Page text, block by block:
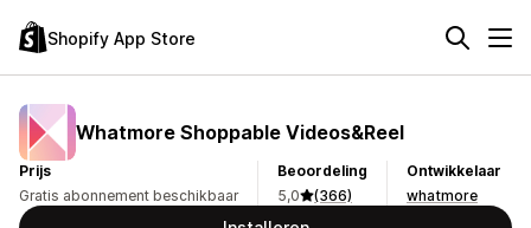
Shopify App Store
Whatmore Shoppable Videos&Reel
Prijs
Gratis abonnement beschikbaar
Beoordeling
5,0
(366)
Ontwikkelaar
whatmore